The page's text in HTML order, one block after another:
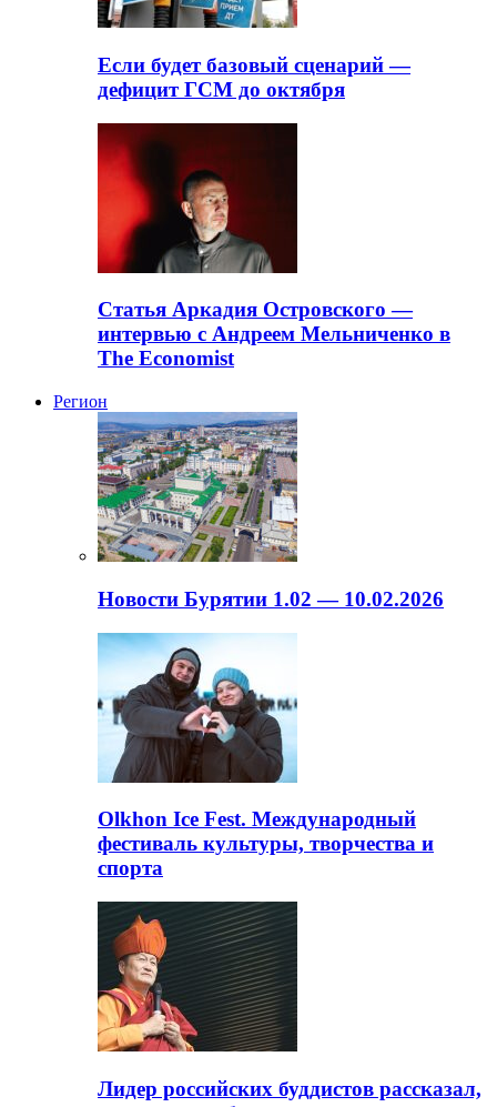
Если будет базовый сценарий —
дефицит ГСМ до октября
Статья Аркадия Островского —
интервью с Андреем Мельниченко в
The Economist
Регион
Новости Бурятии 1.02 — 10.02.2026
Olkhon Ice Fest. Международный
фестиваль культуры, творчества и
спорта
Лидер российских буддистов рассказал,